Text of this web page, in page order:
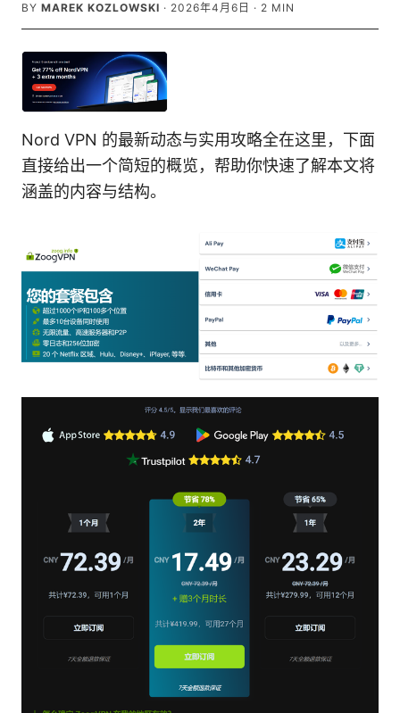
BY MAREK KOZLOWSKI · 2026年4月6日 · 2 MIN
Nord VPN 的最新动态与实用攻略全在这里，下面
直接给出一个简短的概览，帮助你快速了解本文将
涵盖的内容与结构。